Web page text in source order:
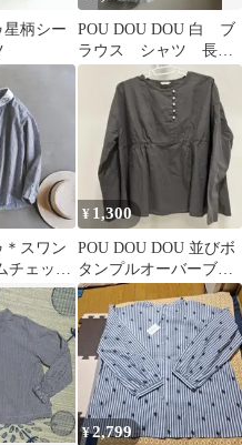
星柄シー
POU DOU DOU 白 ブ
ラウス シャツ 長
袖 丸襟
＊スワン
チェック
紺×白 綿
¥ 1,300
POU DOU DOU 並びボ
タンプルオーバーブラ
ウス
¥2,799